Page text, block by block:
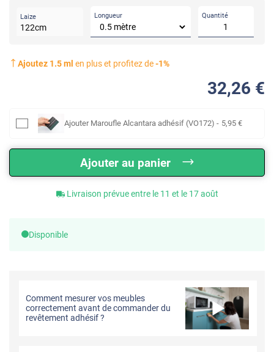
Laize
122cm
Longueur Quantité
Ajoutez 1.5ml en plus et profitez de-1%
32,26 €
Ajouter Maroufle Alcantara adhésif (VO172) - 5,95 €
Ajouter au panier
Livraison prévue entre le 11 et le 17 août
Disponible
Comment mesurer vos meubles
correctement avant de commander du
revêtement adhésif ?